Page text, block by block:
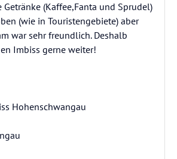
Getränke (Kaffee,Fanta und Sprudel)
(wie in Touristengebiete) aber
war sehr freundlich. Deshalb
Imbiss gerne weiter!
Hohenschwangau